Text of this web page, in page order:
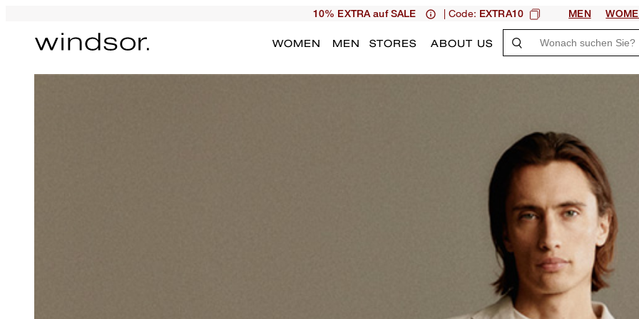
10% EXTRA auf SALE | Code: EXTRA10 MEN
WOMEN MEN STORES ABOUT US